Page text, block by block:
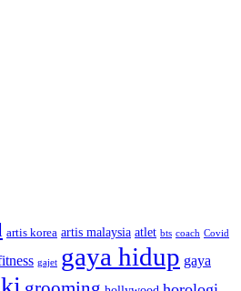
artis korea artis malaysia atlet bts coach Covid
gajet gaya hidup gaya